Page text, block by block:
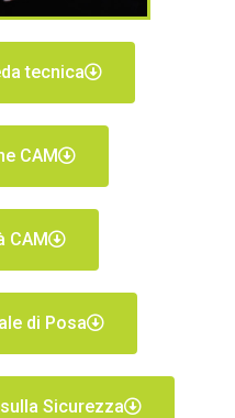
tecnica
CAM
CAM
di Posa
Sicurezza